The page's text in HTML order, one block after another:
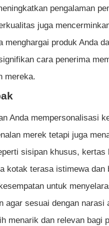
pengalaman
juga
menghargai produk Anda
cara penerima
mereka.
Anda mempersonalisasi
merek tetapi juga
sisipan khusus,
kotak terasa istimewa dan
untuk
agar sesuai dengan
menarik dan relevan